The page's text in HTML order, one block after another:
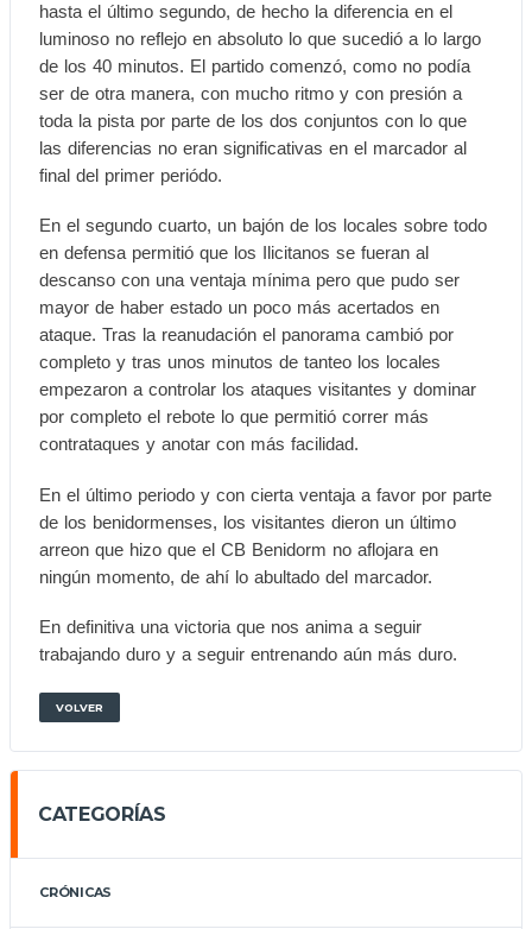
hasta el último segundo, de hecho la diferencia en el
luminoso no reflejo en absoluto lo que sucedió a lo largo
de los 40 minutos. El partido comenzó, como no podía
ser de otra manera, con mucho ritmo y con presión a
toda la pista por parte de los dos conjuntos con lo que
las diferencias no eran significativas en el marcador al
final del primer periódo.
En el segundo cuarto, un bajón de los locales sobre todo
en defensa permitió que los Ilicitanos se fueran al
descanso con una ventaja mínima pero que pudo ser
mayor de haber estado un poco más acertados en
ataque. Tras la reanudación el panorama cambió por
completo y tras unos minutos de tanteo los locales
empezaron a controlar los ataques visitantes y dominar
por completo el rebote lo que permitió correr más
contrataques y anotar con más facilidad.
En el último periodo y con cierta ventaja a favor por parte
de los benidormenses, los visitantes dieron un último
arreon que hizo que el CB Benidorm no aflojara en
ningún momento, de ahí lo abultado del marcador.
En definitiva una victoria que nos anima a seguir
trabajando duro y a seguir entrenando aún más duro.
VOLVER
CATEGORÍAS
CRÓNICAS